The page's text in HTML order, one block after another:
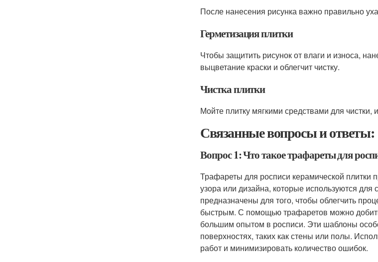
После нанесения рисунка важно правильно
Герметизация плитки
Чтобы защитить рисунок от влаги и износа,
выцветание краски и облегчит чистку.
Чистка плитки
Мойте плитку мягкими средствами для чистки,
Связанные вопросы и ответы:
Вопрос 1: Что такое трафареты для
Трафареты для росписи керамической
узора или дизайна, которые используются
предназначены для того, чтобы облегчить
быстрым. С помощью трафаретов можно
большим опытом в росписи. Эти шаблоны
поверхностях, таких как стены или полы.
работ и минимизировать количество ошибок.